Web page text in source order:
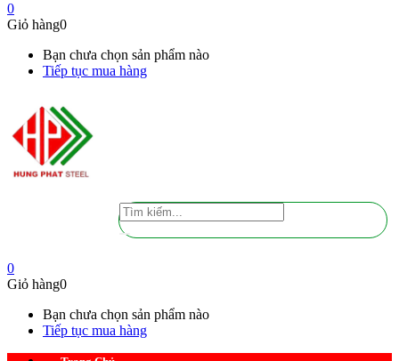
0
Giỏ hàng0
Bạn chưa chọn sản phẩm nào
Tiếp tục mua hàng
0
Giỏ hàng0
Bạn chưa chọn sản phẩm nào
Tiếp tục mua hàng